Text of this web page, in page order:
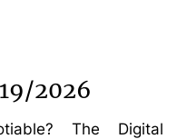
2026
The Digital